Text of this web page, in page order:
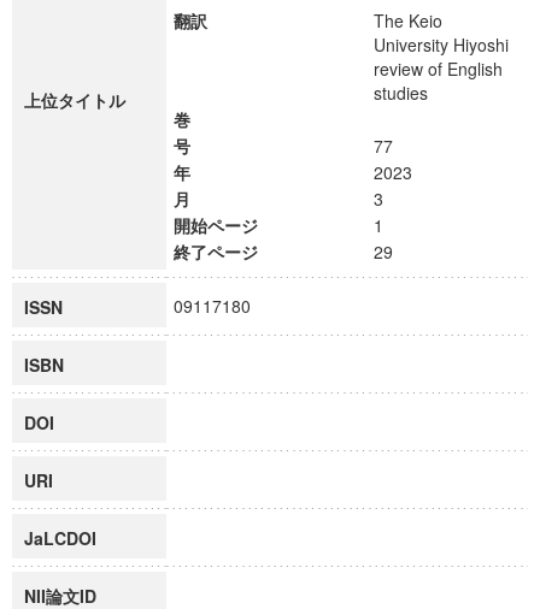
上位タイトル
翻訳
The Keio
University Hiyoshi
review of English
studies
巻
号
77
年
2023
月
3
開始ページ
1
終了ページ
29
ISSN 09117180
ISBN
DOI
URI
JaLCDOI
NII論文ID